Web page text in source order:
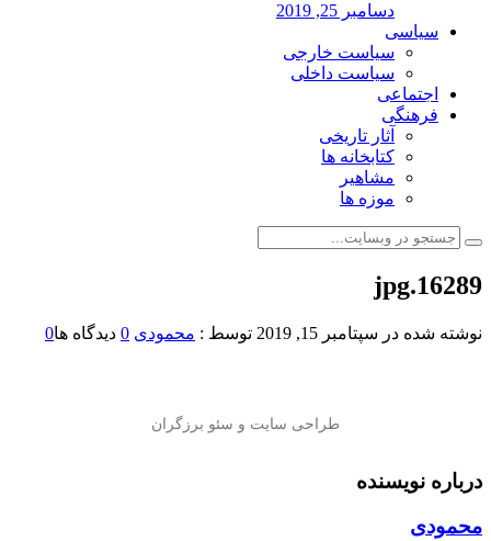
دسامبر 25, 2019
سیاسی
سیاست خارجی
سیاست داخلی
اجتماعی
فرهنگی
آثار تاریخی
کتابخانه ها
مشاهیر
موزه ها
16289.jpg
نوشته شده در سپتامبر 15, 2019 توسط : محمودی 0 دیدگاه ها0
درباره نویسنده
محمودی